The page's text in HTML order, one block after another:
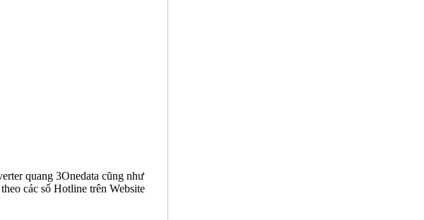
quang 3Onedata cũng như
các số Hotline trên Website